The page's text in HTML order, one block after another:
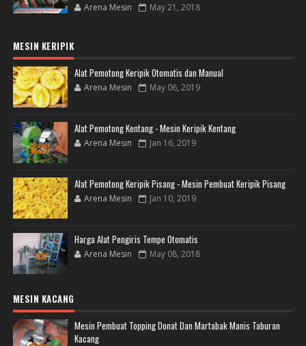
Arena Mesin May 21, 2018
MESIN KERIPIK
Alat Pemotong Keripik Otomatis dan Manual
Arena Mesin May 06, 2019
Alat Pemotong Kentang - Mesin Keripik Kentang
Arena Mesin Jan 16, 2019
Alat Pemotong Keripik Pisang - Mesin Pembuat Keripik Pisang
Arena Mesin Jan 10, 2019
Harga Alat Pengiris Tempe Otomatis
Arena Mesin May 08, 2018
MESIN KACANG
Mesin Pembuat Topping Donat Dan Martabak Manis Taburan
Kacang